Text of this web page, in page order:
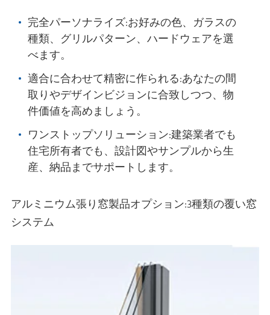
完全パーソナライズ:お好みの色、ガラスの
種類、グリルパターン、ハードウェアを選
べます。
適合に合わせて精密に作られる:あなたの間
取りやデザインビジョンに合致しつつ、物
件価値を高めましょう。
ワンストップソリューション:建築業者でも
住宅所有者でも、設計図やサンプルから生
産、納品までサポートします。
アルミニウム張り窓製品オプション:3種類の覆い窓
システム